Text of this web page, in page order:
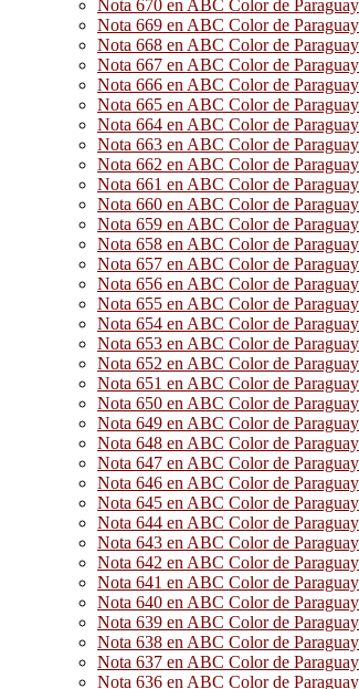
Nota 670 en ABC Color de Paraguay
Nota 669 en ABC Color de Paraguay
Nota 668 en ABC Color de Paraguay
Nota 667 en ABC Color de Paraguay
Nota 666 en ABC Color de Paraguay
Nota 665 en ABC Color de Paraguay
Nota 664 en ABC Color de Paraguay
Nota 663 en ABC Color de Paraguay
Nota 662 en ABC Color de Paraguay
Nota 661 en ABC Color de Paraguay
Nota 660 en ABC Color de Paraguay
Nota 659 en ABC Color de Paraguay
Nota 658 en ABC Color de Paraguay
Nota 657 en ABC Color de Paraguay
Nota 656 en ABC Color de Paraguay
Nota 655 en ABC Color de Paraguay
Nota 654 en ABC Color de Paraguay
Nota 653 en ABC Color de Paraguay
Nota 652 en ABC Color de Paraguay
Nota 651 en ABC Color de Paraguay
Nota 650 en ABC Color de Paraguay
Nota 649 en ABC Color de Paraguay
Nota 648 en ABC Color de Paraguay
Nota 647 en ABC Color de Paraguay
Nota 646 en ABC Color de Paraguay
Nota 645 en ABC Color de Paraguay
Nota 644 en ABC Color de Paraguay
Nota 643 en ABC Color de Paraguay
Nota 642 en ABC Color de Paraguay
Nota 641 en ABC Color de Paraguay
Nota 640 en ABC Color de Paraguay
Nota 639 en ABC Color de Paraguay
Nota 638 en ABC Color de Paraguay
Nota 637 en ABC Color de Paraguay
Nota 636 en ABC Color de Paraguay